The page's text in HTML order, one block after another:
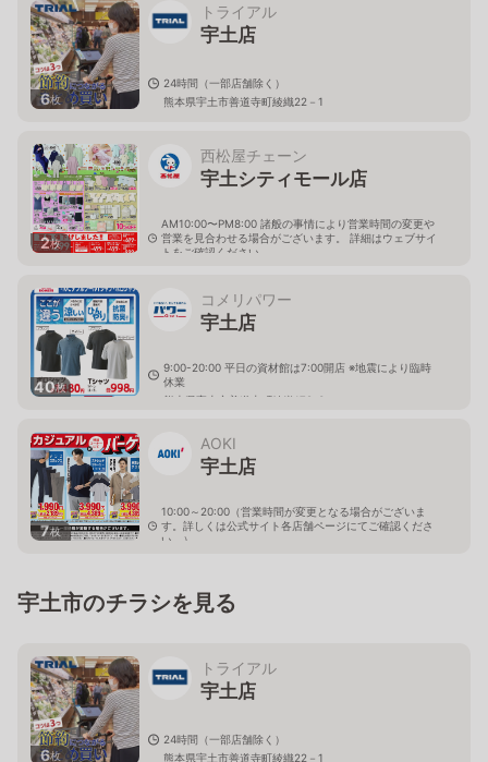
6枚
トライアル
宇土店
24時間（一部店舗除く）
熊本県宇土市善道寺町綾織22－1
2枚
西松屋チェーン
宇土シティモール店
AM10:00〜PM8:00 諸般の事情により営業時間の変更や
営業を見合わせる場合がございます。 詳細はウェブサイ
トをご確認ください。
40枚
コメリパワー
宇土店
9:00-20:00 平日の資材館は7:00開店 ※地震により臨時
休業
熊本県宇土市善道寺町綾織179-3
7枚
AOKI
宇土店
10:00～20:00（営業時間が変更となる場合がございま
す。詳しくは公式サイト各店舗ページにてご確認くださ
い。）
宇土市のチラシを見る
6枚
トライアル
宇土店
24時間（一部店舗除く）
熊本県宇土市善道寺町綾織22－1